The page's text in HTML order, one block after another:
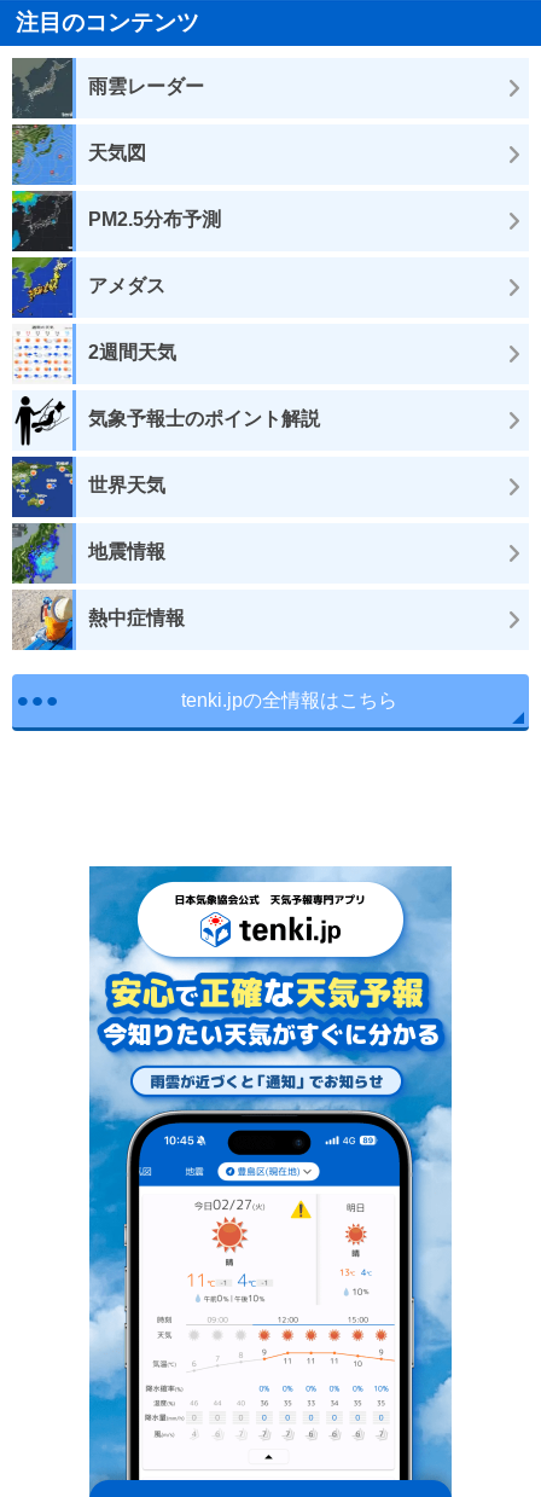
注目のコンテンツ
雨雲レーダー
天気図
PM2.5分布予測
アメダス
2週間天気
気象予報士のポイント解説
世界天気
地震情報
熱中症情報
tenki.jpの全情報はこちら